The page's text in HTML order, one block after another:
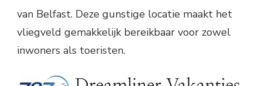
van Belfast. Deze gunstige locatie maakt het
vliegveld gemakkelijk bereikbaar voor zowel
inwoners als toeristen.